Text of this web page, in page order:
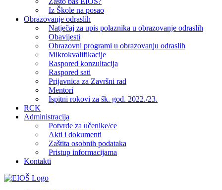
Iz Škole na posao
Obrazovanje odraslih
Natječaj za upis polaznika u obrazovanje odraslih
Obavijesti
Obrazovni programi u obrazovanju odraslih
Mikrokvalifikacije
Raspored konzultacija
Raspored sati
Prijavnica za Završni rad
Mentori
Ispitni rokovi za šk. god. 2022./23.
RCK
Administracija
Potvrde za učenike/ce
Akti i dokumenti
Zaštita osobnih podataka
Pristup informacijama
Kontakti
Facebook
YouTube
X
Pinterest